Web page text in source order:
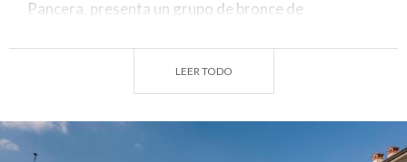
Pancera, presenta un grupo de bronce de
LEER TODO